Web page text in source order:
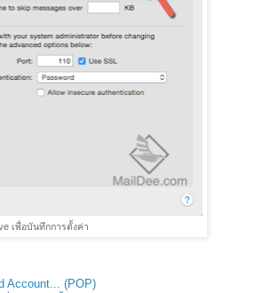
เพื่อบันทึกการตั้งค่า
Account... (POP)